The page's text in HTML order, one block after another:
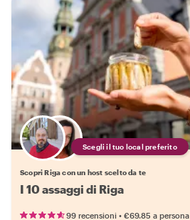
Scegli il tuo local preferito
Scopri Riga con un host scelto da te
I 10 assaggi di Riga
99 recensioni • €69.85 a persona